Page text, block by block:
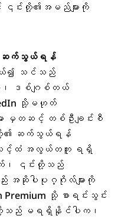
၎င်းတို့၏အမည်များကို
)၏ ဆက်သွယ်ရန်
၍ သင်သည်
၊ ဒစ်ဂျစ်တယ်
သို့မဟုတ်
း မှတဆင့် တစ်ဦးချင်းစီ
းတို့၏ ဆက်သွယ်ရန်
သင့်ထံ အလွယ်တကူ ရရှိ
၊ ၎င်းတို့သည်
အဆိုပါပုဂ္ဂိုလ်များကို
သို့ စာရင်းသွင်း
ည် မရရှိနိုင်ပါက၊